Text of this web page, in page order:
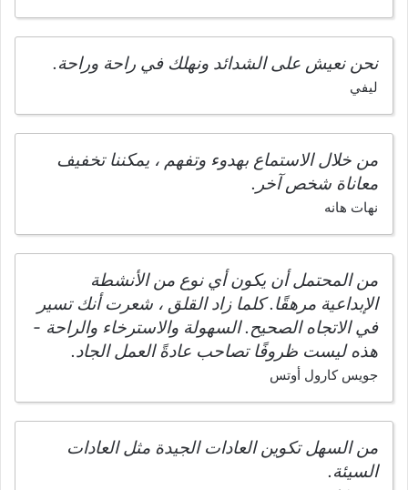
نحن نعيش على الشدائد ونهلك في راحة وراحة.
ليفي
من خلال الاستماع بهدوء وتفهم ، يمكننا تخفيف
معاناة شخص آخر.
نهات هانه
من المحتمل أن يكون أي نوع من الأنشطة
الإبداعية مرهقًا. كلما زاد القلق ، شعرت أنك تسير
في الاتجاه الصحيح. السهولة والاسترخاء والراحة -
هذه ليست ظروفًا تصاحب عادةً العمل الجاد.
جويس كارول أوتس
من السهل تكوين العادات الجيدة مثل العادات
السيئة.